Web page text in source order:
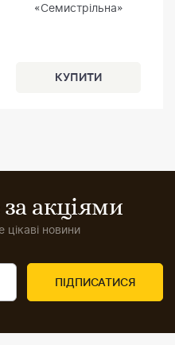
«Семистрільна»
акціями
новини